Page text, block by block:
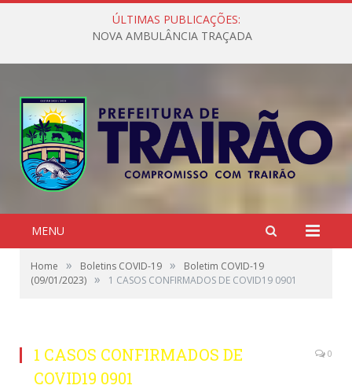
ÚLTIMAS PUBLICAÇÕES:
NOVA AMBULÂNCIA TRAÇADA
MENU
Home » Boletins COVID-19 »
Boletim COVID-19
(09/01/2023) » 1 CASOS CONFIRMADOS DE COVID19 0901
1 CASOS CONFIRMADOS DE
COVID19 0901
0